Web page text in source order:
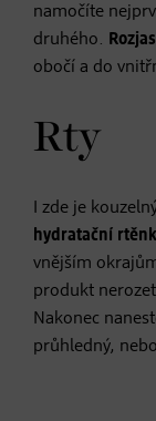
namočíte
druhého.
obočí a do
Rty
I zde je
hydratační
vnějším
produkt
Nakonec
průhledný,